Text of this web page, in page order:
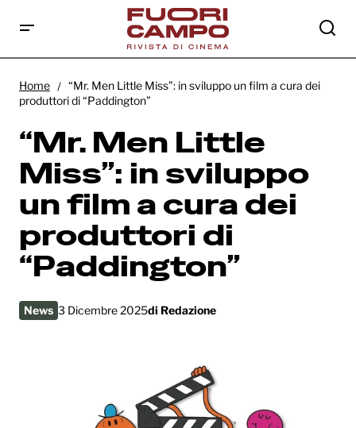
cura dei produttori di “Paddington”
Home
“Mr. Men Little Miss”: in sviluppo un film a cura dei
produttori di “Paddington”
“Mr. Men Little
Miss”: in sviluppo
un film a cura dei
produttori di
“Paddington”
News 3 Dicembre 2025di Redazione